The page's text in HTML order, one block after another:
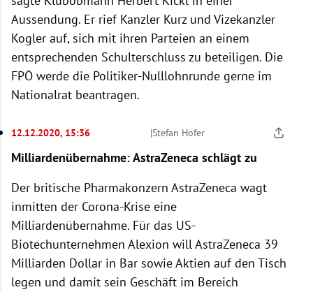
Aussendung. Er rief Kanzler Kurz und Vizekanzler
Kogler auf, sich mit ihren Parteien an einem
entsprechenden Schulterschluss zu beteiligen. Die
FPÖ werde die Politiker-Nulllohnrunde gerne im
Nationalrat beantragen.
12.12.2020, 15:36 |Stefan Hofer
Milliardenübernahme: AstraZeneca schlägt zu
Der britische Pharmakonzern AstraZeneca wagt
inmitten der Corona-Krise eine
Milliardenübernahme. Für das US-
Biotechunternehmen Alexion will AstraZeneca 39
Milliarden Dollar in Bar sowie Aktien auf den Tisch
legen und damit sein Geschäft im Bereich